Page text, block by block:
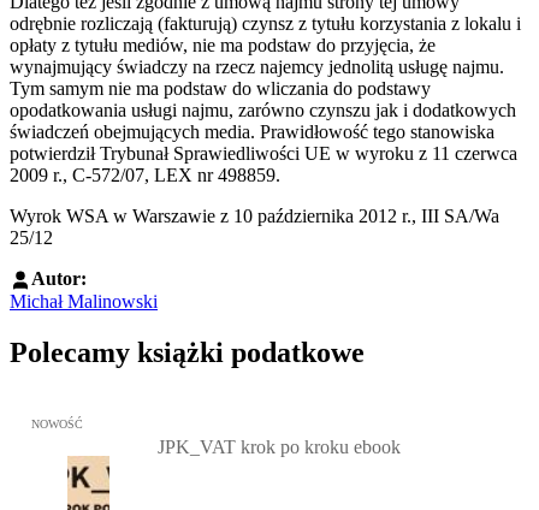
odrębnie rozliczają (fakturują) czynsz z tytułu korzystania z lokalu i
opłaty z tytułu mediów, nie ma podstaw do przyjęcia, że
wynajmujący świadczy na rzecz najemcy jednolitą usługę najmu.
Tym samym nie ma podstaw do wliczania do podstawy
opodatkowania usługi najmu, zarówno czynszu jak i dodatkowych
świadczeń obejmujących media. Prawidłowość tego stanowiska
potwierdził Trybunał Sprawiedliwości UE w wyroku z 11 czerwca
2009 r., C-572/07, LEX nr 498859.
Wyrok WSA w Warszawie z 10 października 2012 r., III SA/Wa
25/12
Autor:
Michał Malinowski
Polecamy książki podatkowe
Przejdź do: JPK_VAT krok po kroku ebook, Patrycja Kubiesa -
NOWOŚĆ
JPK_VAT krok po kroku ebook